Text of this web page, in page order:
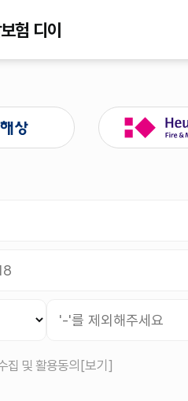
험 디이
집 및 활용동의 [보기]